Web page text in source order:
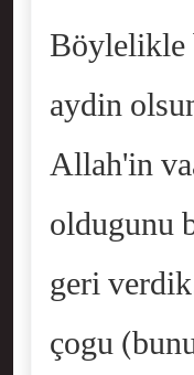
Böylelikle
aydin
Allah'in
oldugunu
geri
çogu